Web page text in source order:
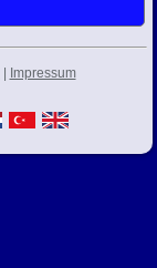
| Impressum